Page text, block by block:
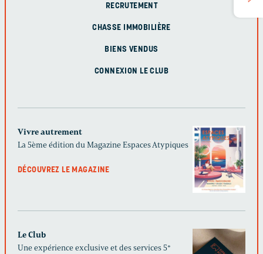
RECRUTEMENT
CHASSE IMMOBILIÈRE
BIENS VENDUS
CONNEXION LE CLUB
Vivre autrement
La 5ème édition du Magazine Espaces Atypiques
DÉCOUVREZ LE MAGAZINE
Le Club
Une expérience exclusive et des services 5*